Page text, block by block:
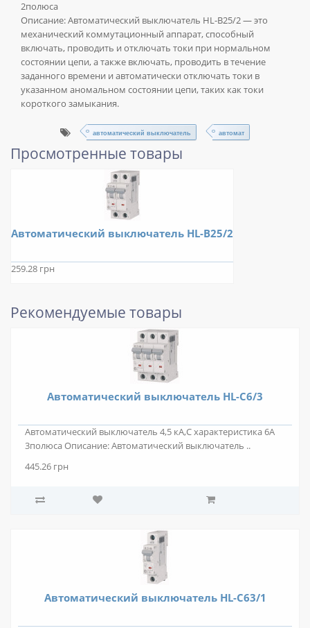
2полюса
Описание:Автоматический выключатель HL-B25/2 — это
механический коммутационный аппарат, способный
включать, проводить и отключать токи при нормальном
состоянии цепи, а также включать, проводить в течение
заданного времени и автоматически отключать токи в
указанном аномальном состоянии цепи, таких как токи
короткого замыкания.
автоматический выключатель автомат
Просмотренные товары
Автоматический выключатель HL-B25/2
259.28 грн
Рекомендуемые товары
Автоматический выключатель HL-C6/3
Автоматический выключатель 4,5 кА,С характеристика 6А
3полюса Описание: Автоматический выключатель ..
445.26 грн
Автоматический выключатель HL-C63/1